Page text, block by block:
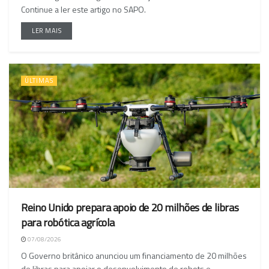
Continue a ler este artigo no SAPO.
LER MAIS
ÚLTIMAS
Reino Unido prepara apoio de 20 milhões de libras
para robótica agrícola
07/08/2026
O Governo britânico anunciou um financiamento de 20 milhões